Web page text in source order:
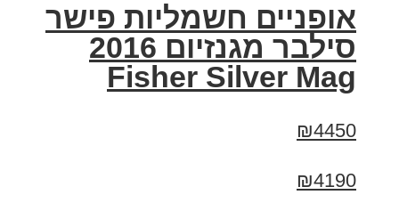
אופניים חשמליות פישר
סילבר מגנזיום 2016
Fisher Silver Mag
₪4450
₪4190